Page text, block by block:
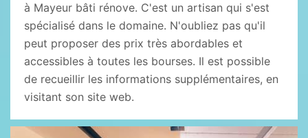
à Mayeur bâti rénove. C'est un artisan qui s'est
spécialisé dans le domaine. N'oubliez pas qu'il
peut proposer des prix très abordables et
accessibles à toutes les bourses. Il est possible
de recueillir les informations supplémentaires, en
visitant son site web.